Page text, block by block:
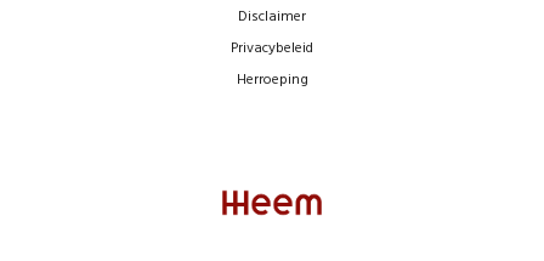
Disclaimer
Privacybeleid
Herroeping